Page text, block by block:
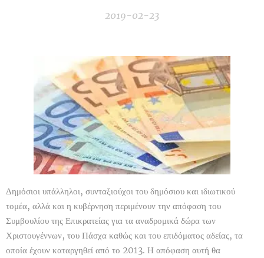
2019-02-23
Δημόσιοι υπάλληλοι, συνταξιούχοι του δημόσιου και ιδιωτικού
τομέα, αλλά και η κυβέρνηση περιμένουν την απόφαση του
Συμβουλίου της Επικρατείας για τα αναδρομικά δώρα των
Χριστουγέννων, του Πάσχα καθώς και του επιδόματος αδείας, τα
οποία έχουν καταργηθεί από το 2013. Η απόφαση αυτή θα